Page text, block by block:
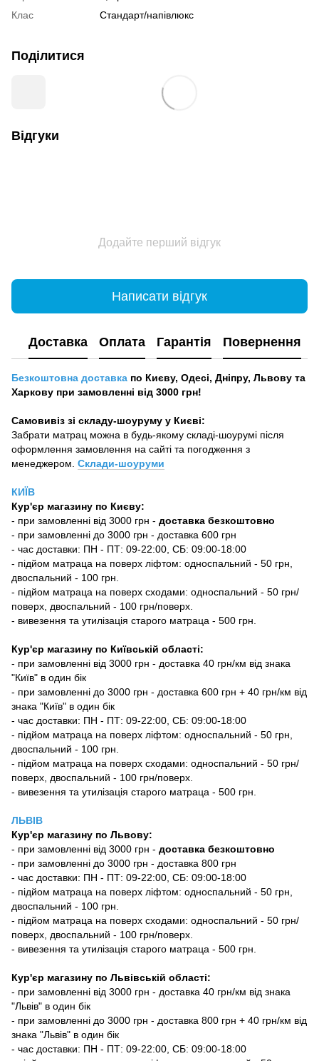
Клас
Стандарт/напівлюкс
Поділитися
Відгуки
Додайте перший відгук
Написати відгук
Доставка Оплата Гарантія Повернення
Безкоштовна доставка по Києву, Одесі, Дніпру, Львову та
Харкову при замовленні від 3000 грн!
Самовивіз зі складу-шоуруму у Києві:
Забрати матрац можна в будь-якому складі-шоурумі після
оформлення замовлення на сайті та погодження з
менеджером. Склади-шоуруми
КИЇВ
Кур'єр магазину по Києву:
- при замовленні від 3000 грн - доставка безкоштовно
- при замовленні до 3000 грн - доставка 600 грн
- час доставки: ПН - ПТ: 09-22:00, СБ: 09:00-18:00
- підйом матраца на поверх ліфтом: односпальний - 50 грн,
двоспальний - 100 грн.
- підйом матраца на поверх сходами: односпальний - 50 грн/
поверх, двоспальний - 100 грн/поверх.
- вивезення та утилізація старого матраца - 500 грн.
Кур'єр магазину по Київській області:
- при замовленні від 3000 грн - доставка 40 грн/км від знака
"Київ" в один бік
- при замовленні до 3000 грн - доставка 600 грн + 40 грн/км від
знака "Київ" в один бік
- час доставки: ПН - ПТ: 09-22:00, СБ: 09:00-18:00
- підйом матраца на поверх ліфтом: односпальний - 50 грн,
двоспальний - 100 грн.
- підйом матраца на поверх сходами: односпальний - 50 грн/
поверх, двоспальний - 100 грн/поверх.
- вивезення та утилізація старого матраца - 500 грн.
ЛЬВІВ
Кур'єр магазину по Львову:
- при замовленні від 3000 грн - доставка безкоштовно
- при замовленні до 3000 грн - доставка 800 грн
- час доставки: ПН - ПТ: 09-22:00, СБ: 09:00-18:00
- підйом матраца на поверх ліфтом: односпальний - 50 грн,
двоспальний - 100 грн.
- підйом матраца на поверх сходами: односпальний - 50 грн/
поверх, двоспальний - 100 грн/поверх.
- вивезення та утилізація старого матраца - 500 грн.
Кур'єр магазину по Львівській області:
- при замовленні від 3000 грн - доставка 40 грн/км від знака
"Львів" в один бік
- при замовленні до 3000 грн - доставка 800 грн + 40 грн/км від
знака "Львів" в один бік
- час доставки: ПН - ПТ: 09-22:00, СБ: 09:00-18:00